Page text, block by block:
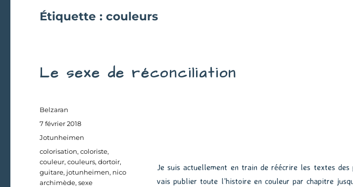
Étiquette :couleurs
Le sexe de réconciliation
Je suis actuellement en train de réécrire les textes des
vais publier toute l’histoire en couleur par chapitre
Auteur
Belzaran
Publié
le
7 février 2018
Catégories
Jotunheimen
Étiquettes
colorisation,coloriste,
couleur,couleurs,dortoir,
guitare, jotunheimen, nico
archimède,sexe